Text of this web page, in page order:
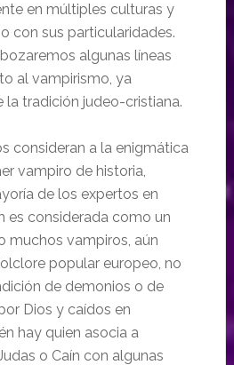
en múltiples culturas y
con sus particularidades.
algunas líneas
al vampirismo, ya
la tradición judeo-cristiana.
consideran a la enigmática
vampiro de historia,
de los expertos en
es considerada como un
muchos vampiros, aún
popular europeo, no
de demonios o de
Dios y caídos en
hay quien asocia a
o Caín con algunas